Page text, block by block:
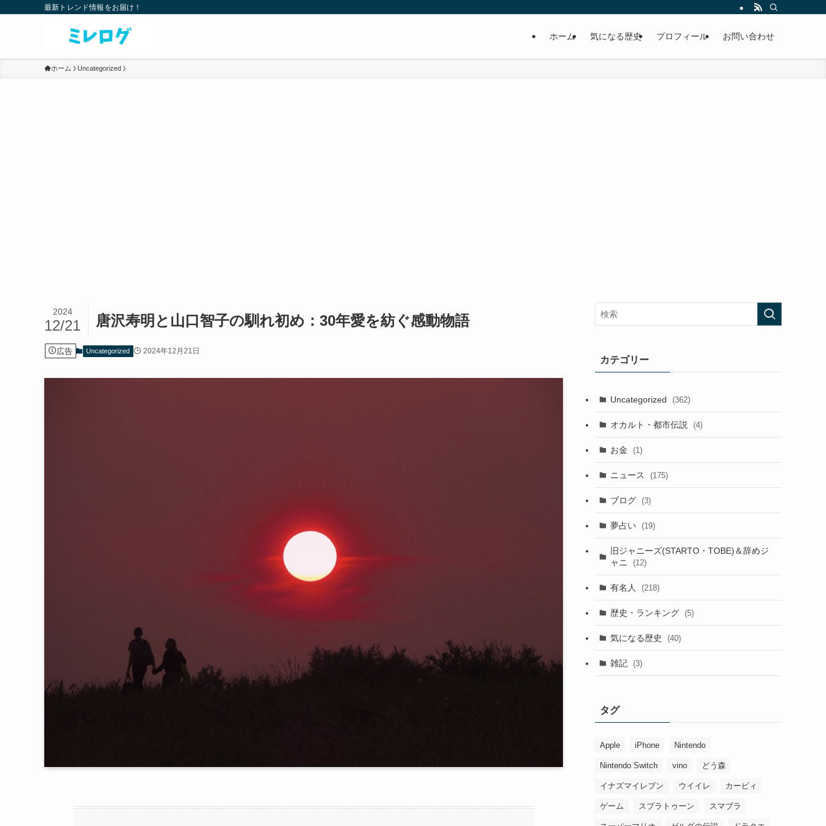
最新トレンド情報をお届け！
ホーム 気になる歴史 プロフィール お問い合わせ
ホーム Uncategorized
唐沢寿明と山口智子の馴れ初め：30年愛を紡ぐ感動物語
2024
12/21
広告 Uncategorized 2024年12月21日
カテゴリー
Uncategorized (362)
オカルト・都市伝説 (4)
お金 (1)
ニュース (175)
ブログ (3)
夢占い (19)
旧ジャニーズ(STARTO・TOBE)＆辞めジ
ャニ
(12)
有名人 (218)
歴史・ランキング (5)
気になる歴史 (40)
雑記 (3)
タグ
Apple iPhone Nintendo
Nintendo Switch vino どう森
イナズマイレブン ウイイレ カービィ
ゲーム スプラトゥーン スマブラ